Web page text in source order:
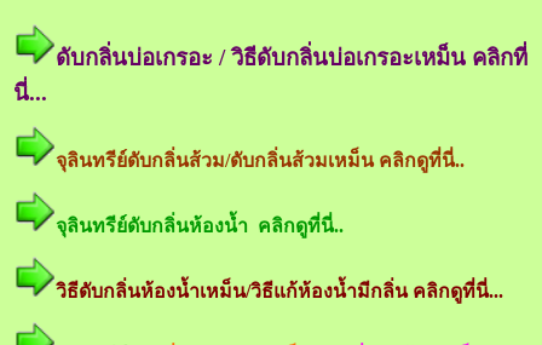
ดับกลิ่นบ่อเกรอะ / วิธีดับกลิ่นบ่อเกรอะเหม็น คลิกที่
นี่...
จุลินทรีย์ดับกลิ่นส้วม/ดับกลิ่นส้วมเหม็น คลิกดูที่นี่..
จุลินทรีย์ดับกลิ่นห้องน้ำ คลิกดูที่นี่..
วิธีดับกลิ่นห้องน้ำเหม็น/วิธีแก้ห้องน้ำมีกลิ่น คลิกดูที่นี่...